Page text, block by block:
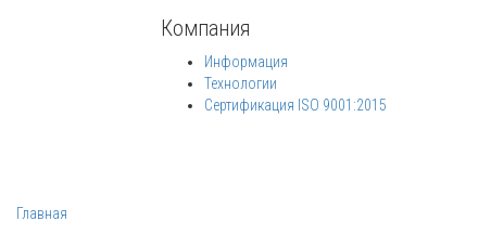
Компания
Информация
Технологии
Сертификация ISO 9001:2015
Главная